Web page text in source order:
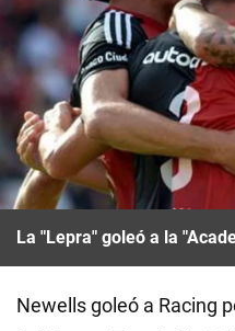
La "Lepra" goleó a la
Newells goleó a Racing